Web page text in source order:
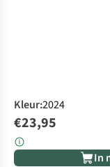
Kleur:2024
€23,95
In